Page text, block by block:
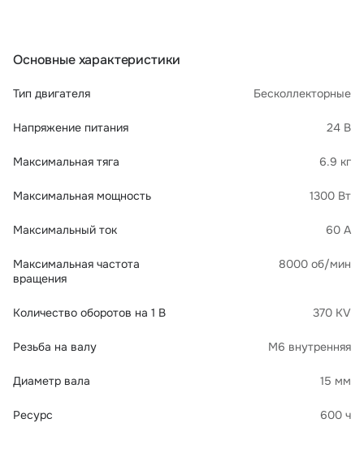
Основные характеристики
Тип двигателя Бесколлекторные
Напряжение питания 24 В
Максимальная тяга 6.9 кг
Максимальная мощность 1300 Вт
Максимальный ток 60 А
Максимальная частота
вращения
8000 об/мин
Количество оборотов на 1 В 370 KV
Резьба на валу М6 внутренняя
Диаметр вала 15 мм
Ресурс 600 ч